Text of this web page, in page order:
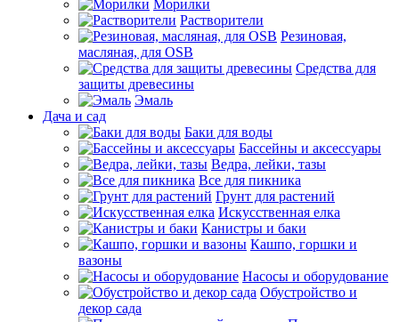
Морилки
Растворители
Резиновая,
масляная, для OSB
Средства для
защиты древесины
Эмаль
Дача и сад
Баки для воды
Бассейны и аксессуары
Ведра, лейки, тазы
Все для пикника
Грунт для растений
Искусственная елка
Канистры и баки
Кашпо, горшки и
вазоны
Насосы и оборудование
Обустройство и
декор сада